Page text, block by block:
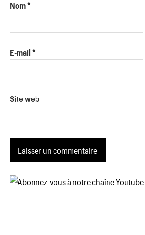
Nom*
E-mail *
Site web